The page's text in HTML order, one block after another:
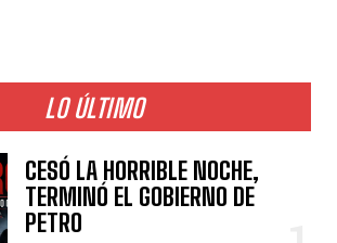
LO ÚLTIMO
CESÓ LA HORRIBLE NOCHE,
TERMINÓ EL GOBIERNO DE
PETRO